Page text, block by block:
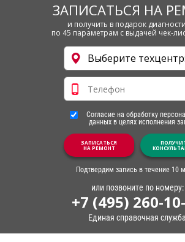
ЗАПИСАТЬСЯ НА
и получить в подарок
по 45 параметрам с выдачей чек-
Согласие на обработку
данных в целях исполнения
ЗАПИСАТЬСЯ
НА РЕМОНТ
Подтвердим запись в течение 10
или позвоните по номеру:
+7 (495) 260-
Единая справочная служба